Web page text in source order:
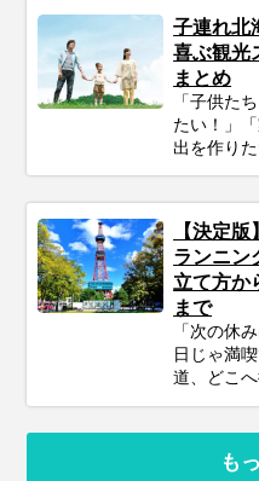
の旅行で
デンルー
も楽しみ
の？」 そ
のツアー
的別のニ
光スポッ
ある風景
くピック
ーの方ま
せた「最
グするた
い。
子連れ北
喜ぶ観光
まとめ
「子供た
たい！」
出を作り
計画すれ
験になり
ミリーが
めの、計
対喜ぶお
ィ、ホテ
な持ち物
【決定
ランニン
立て方か
まで
「次の休
日じゃ満
道、どこ
をたっぷ
も